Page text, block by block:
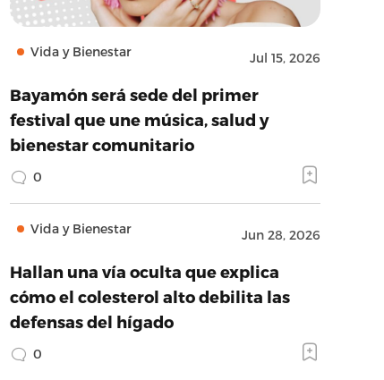
Vida y Bienestar Jul 15, 2026
Bayamón será sede del primer
festival que une música, salud y
bienestar comunitario
0
Vida y Bienestar Jun 28, 2026
Hallan una vía oculta que explica
cómo el colesterol alto debilita las
defensas del hígado
0